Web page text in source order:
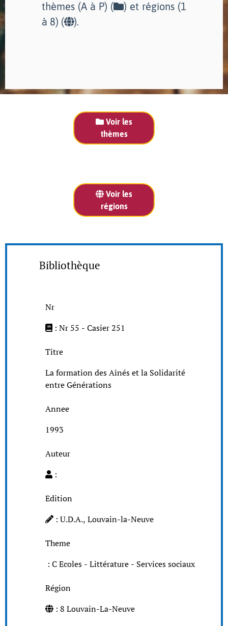
thèmes (A à P) (
) et régions (1
à 8) (
).
Voir les
thèmes
Voir les
régions
Bibliothèque
Nr
: Nr 55 - Casier 251
Titre
La formation des Aînés et la Solidarité
entre Générations
Annee
1993
Auteur
:
Edition
: U.D.A., Louvain-la-Neuve
Theme
: C Ecoles - Littérature - Services sociaux
Région
: 8 Louvain-La-Neuve